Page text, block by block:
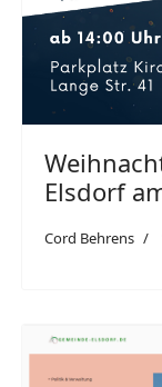
Elsdorf
Cord Behrens